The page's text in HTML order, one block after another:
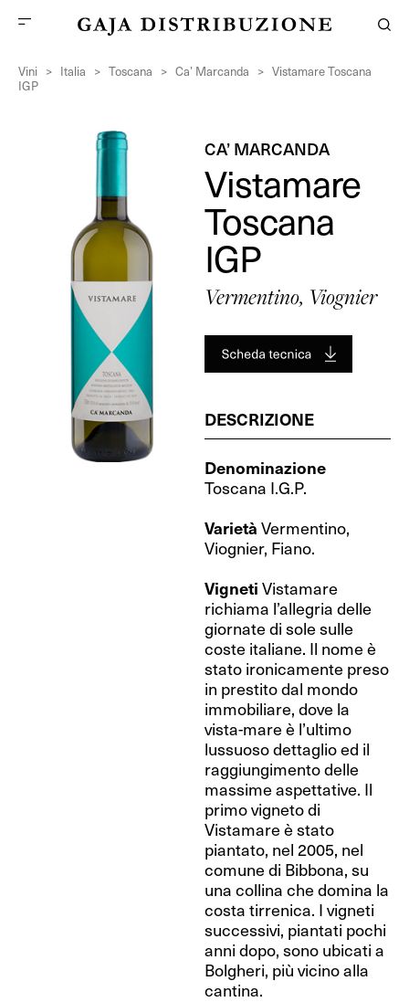
Vini > Italia > Toscana > Ca’ Marcanda > Vistamare Toscana
IGP
CA’ MARCANDA
Vistamare
Toscana
IGP
Vermentino, Viognier
DESCRIZIONE
Denominazione
Toscana I.G.P.
Varietà Vermentino,
Viognier, Fiano.
Vigneti Vistamare
richiama l’allegria delle
giornate di sole sulle
coste italiane. Il nome è
stato ironicamente preso
in prestito dal mondo
immobiliare, dove la
vista-mare è l’ultimo
lussuoso dettaglio ed il
raggiungimento delle
massime aspettative. Il
primo vigneto di
Vistamare è stato
piantato, nel 2005, nel
comune di Bibbona, su
una collina che domina la
costa tirrenica. I vigneti
successivi, piantati pochi
anni dopo, sono ubicati a
Bolgheri, più vicino alla
cantina.